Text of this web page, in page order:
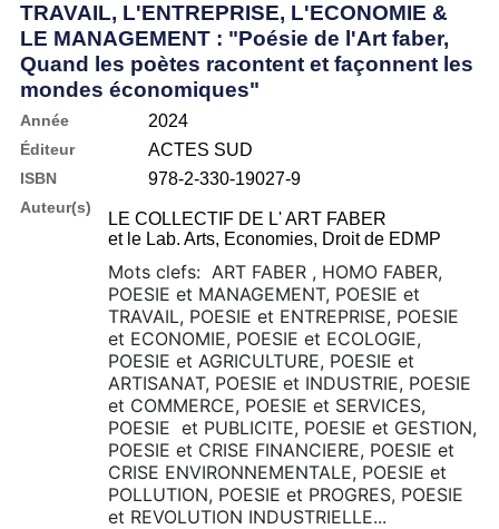
TRAVAIL, L'ENTREPRISE, L'ECONOMIE &
LE MANAGEMENT : "Poésie de l'Art faber,
Quand les poètes racontent et façonnent les
mondes économiques"
Année 2024
Éditeur ACTES SUD
ISBN 978-2-330-19027-9
Auteur(s)
LE COLLECTIF DE L' ART FABER
et le Lab. Arts, Economies, Droit de EDMP
Mots clefs: ART FABER , HOMO FABER,
POESIE et MANAGEMENT, POESIE et
TRAVAIL, POESIE et ENTREPRISE, POESIE
et ECONOMIE, POESIE et ECOLOGIE,
POESIE et AGRICULTURE, POESIE et
ARTISANAT, POESIE et INDUSTRIE, POESIE
et COMMERCE, POESIE et SERVICES,
POESIE et PUBLICITE, POESIE et GESTION,
POESIE et CRISE FINANCIERE, POESIE et
CRISE ENVIRONNEMENTALE, POESIE et
POLLUTION, POESIE et PROGRES, POESIE
et REVOLUTION INDUSTRIELLE...